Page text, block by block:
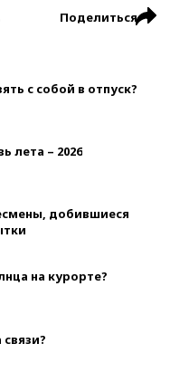
Поделиться
с собой в отпуск?
лета – 2026
добившиеся
на курорте?